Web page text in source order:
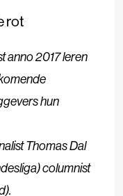
rot
anno 2017 leren
hun
Thomas Dal
columnist